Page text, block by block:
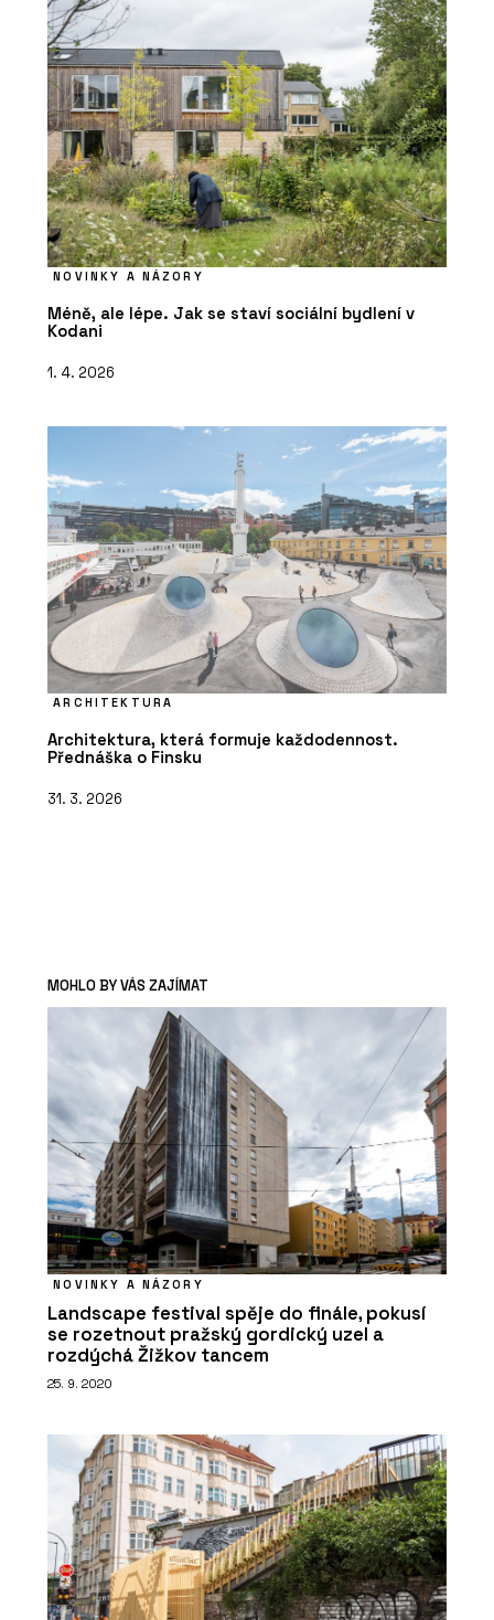
NOVINKY A NÁZORY
Méně, ale lépe. Jak se staví sociální bydlení v
Kodani
1. 4. 2026
ARCHITEKTURA
Architektura, která formuje každodennost.
Přednáška o Finsku
31. 3. 2026
MOHLO BY VÁS ZAJÍMAT
NOVINKY A NÁZORY
Landscape festival spěje do finále, pokusí
se rozetnout pražský gordický uzel a
rozdýchá Žižkov tancem
25. 9. 2020